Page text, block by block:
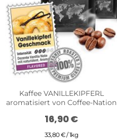
Kaffee VANILLEKIPFERL
aromatisiert von Coffee-Nation
16,90 €
33,80 € / 1kg